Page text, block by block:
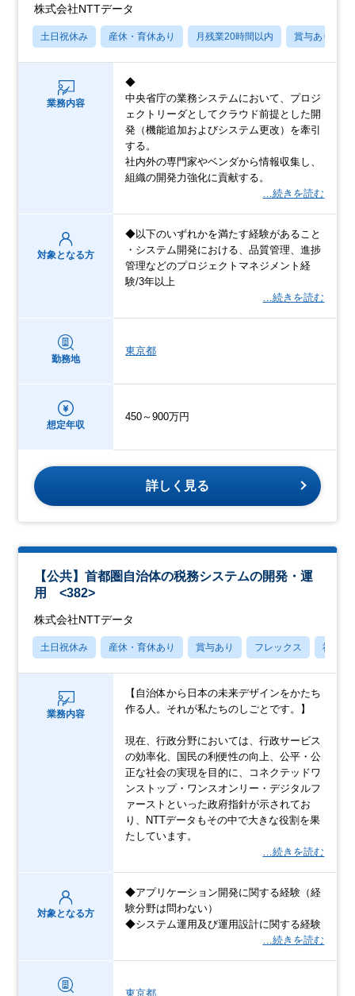
株式会社NTTデータ
土日祝休み 産休・育休あり 月残業20時間以内 賞与あり
業務内容
◆
中央省庁の業務システムにおいて、プロジ
ェクトリーダとしてクラウド前提とした開
発（機能追加およびシステム更改）を牽引
する。
社内外の専門家やベンダから情報収集し、
組織の開発力強化に貢献する。
…続きを読む
対象となる方
◆以下のいずれかを満たす経験があること
・システム開発における、品質管理、進捗
管理などのプロジェクトマネジメント経
験/3年以上
…続きを読む
勤務地
東京都
想定年収
450～900万円
詳しく見る
【公共】首都圏自治体の税務システムの開発・運
用 <382>
株式会社NTTデータ
土日祝休み 産休・育休あり 賞与あり フレックス 社宅・
業務内容
【自治体から日本の未来デザインをかたち
作る人。それが私たちのしごとです。】
現在、行政分野においては、行政サービス
の効率化、国民の利便性の向上、公平・公
正な社会の実現を目的に、コネクテッドワ
ンストップ・ワンスオンリー・デジタルフ
ァーストといった政府指針が示されてお
り、NTTデータもその中で大きな役割を果
たしています。
…続きを読む
対象となる方
◆アプリケーション開発に関する経験（経
験分野は問わない）
◆システム運用及び運用設計に関する経験
…続きを読む
東京都